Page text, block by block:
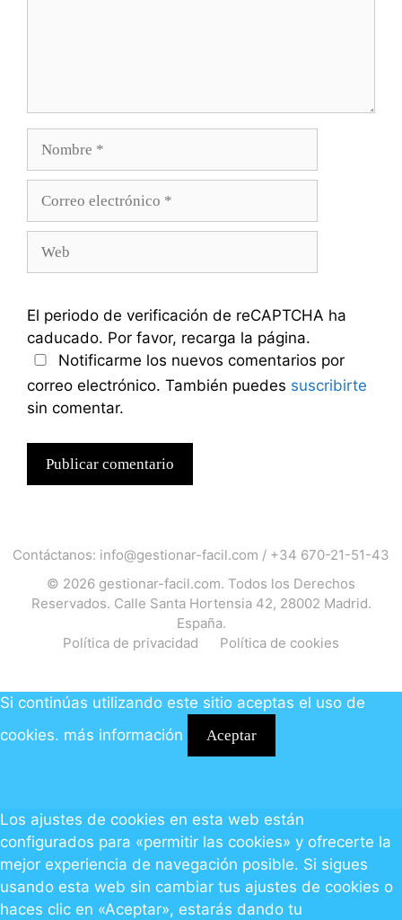
El periodo de verificación de reCAPTCHA ha
caducado. Por favor, recarga la página.
Notificarme los nuevos comentarios por
correo electrónico. También puedes suscribirte
sin comentar.
Contáctanos: info@gestionar-facil.com / +34 670-21-51-43
© 2026 gestionar-facil.com. Todos los Derechos
Reservados. Calle Santa Hortensia 42, 28002 Madrid.
España.
Política de privacidad
Política de cookies
Si continúas utilizando este sitio aceptas el uso de
cookies. más información Aceptar
Los ajustes de cookies en esta web están
configurados para «permitir las cookies» y ofrecerte la
mejor experiencia de navegación posible. Si sigues
usando esta web sin cambiar tus ajustes de cookies o
haces clic en «Aceptar», estarás dando tu